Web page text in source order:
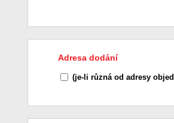
Adresa dodání
(je-li různá od adresy